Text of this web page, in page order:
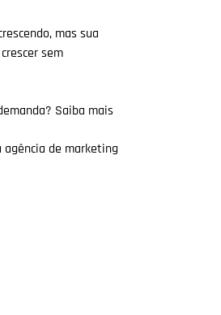
mas sua
sem
Saiba mais
agência de marketing